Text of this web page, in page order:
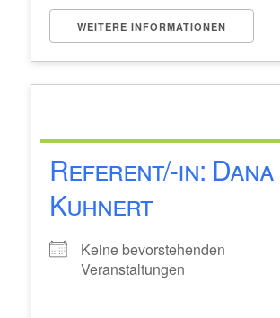
WEITERE INFORMATIONEN
Referent/-in: Dana
Kuhnert
Keine bevorstehenden
Veranstaltungen